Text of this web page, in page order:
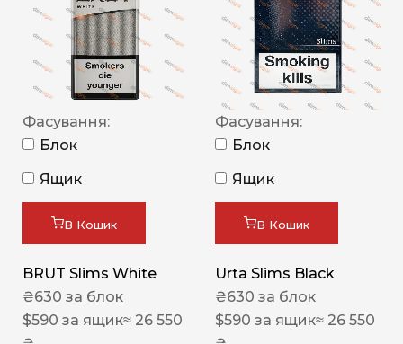
Фасування:
Блок
Ящик
В Кошик
BRUT Slims White
₴630 за блок
$590 за ящик≈ 26 550
Фасування:
Блок
Ящик
В Кошик
Urta Slims Black
₴630 за блок
$590 за ящик≈ 26 550